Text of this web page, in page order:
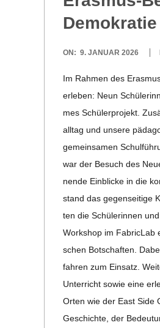
2026-
ON: 9. JANUAR 2026
Im Rah­men des
erle­ben: Neun
mes Schü­ler­pro­jekt.
all­tag und unsere
gemein­sa­men
war der Besuch des
nende Ein­bli­cke in die
stand das gegen­sei­tige
ten die Schü­le­rin­nen
Work­shop im Fabric­Lab
schen Bot­schaf­ten.
fah­ren zum Ein­satz.
Unter­richt sowie eine
Orten wie der East Side
Geschichte, der